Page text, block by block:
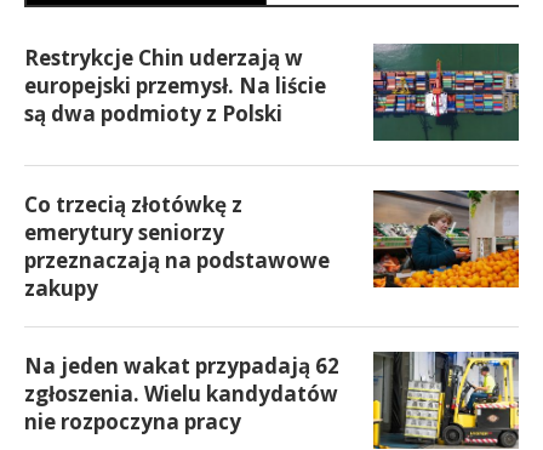
Restrykcje Chin uderzają w
europejski przemysł. Na liście
są dwa podmioty z Polski
Co trzecią złotówkę z
emerytury seniorzy
przeznaczają na podstawowe
zakupy
Na jeden wakat przypadają 62
zgłoszenia. Wielu kandydatów
nie rozpoczyna pracy